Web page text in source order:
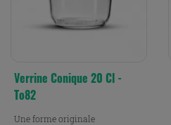
Verrine Conique 20 Cl -
To82
Une forme originale